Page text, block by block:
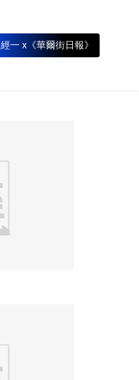
經一 x《華爾街日報》